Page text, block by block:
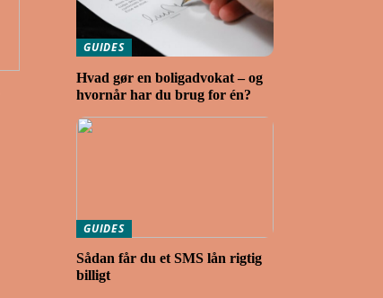
GUIDES
Hvad gør en boligadvokat – og
hvornår har du brug for én?
GUIDES
Sådan får du et SMS lån rigtig
billigt